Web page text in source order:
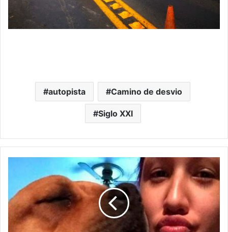
autopista Camino de desvio
Siglo XXI
Adoptar
Perrito
Encuentra